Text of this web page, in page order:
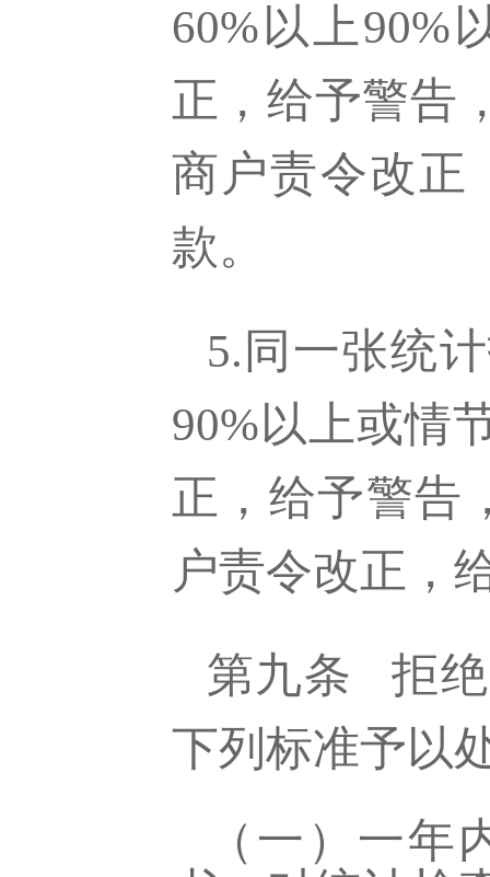
60%以上90%
正，给予警告
商户责令改正
款。
5.同一张统
90%以上或情
正，给予警告
户责令改正，
第九条
拒
下列标准予以
（一）一